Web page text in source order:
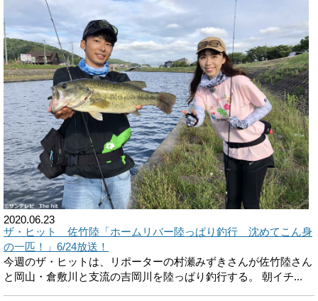
2020.06.23
ザ・ヒット 佐竹陸「ホームリバー陸っぱり釣行 沈めてこん身
の一匹！」6/24放送！
今週のザ・ヒットは、リポーターの村瀬みずきさんが佐竹陸さん
と岡山・倉敷川と支流の吉岡川を陸っぱり釣行する。 朝イチ...